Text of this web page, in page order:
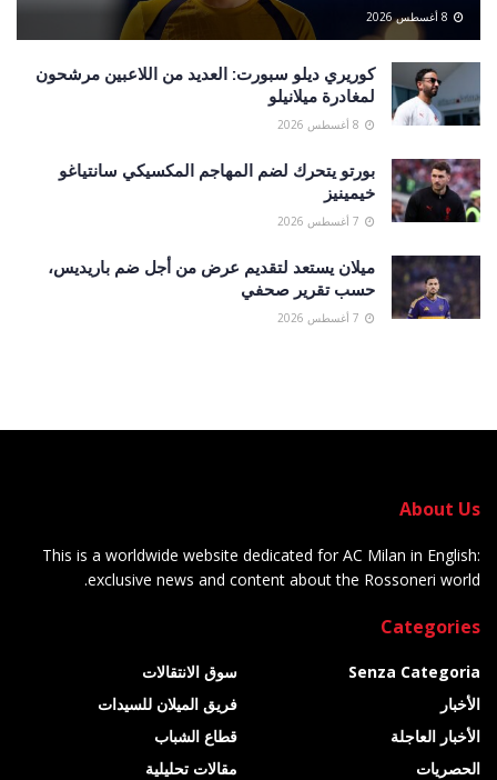
كوريري ديلو سبورت: العديد من اللاعبين مرشحون
لمغادرة ميلانيلو
بورتو يتحرك لضم المهاجم المكسيكي سانتياغو
خيمينيز
ميلان يستعد لتقديم عرض من أجل ضم باريديس،
حسب تقرير صحفي
About Us
This is a worldwide website dedicated for AC Milan in English:
exclusive news and content about the Rossoneri world.
Categories
Senza Categoria
الأخبار
الأخبار العاجلة
الحصريات
سوق الانتقالات
فريق الميلان للسيدات
قطاع الشباب
مقالات تحليلية